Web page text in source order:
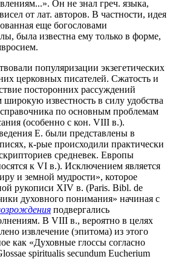
Он не знал греч. языка,
от лат. авторов. В частности, идея
еще богословами
была известна ему только в форме,
популяризации экзегетических
церковных писателей. Сжатость и
посторонних рассуждений
широкую известность в силу удобства
по основным проблемам
(особенно с кон. VIII в.).
Е. были представлены в
к-рые происходили практически
средневек. Европы
к VI в.). Исключением является
и земной мудрости», которое
рукописи XIV в. (Paris. Bibl. de
духовного понимания» начиная с
подвергались
В VIII в., вероятно в целях
извлечение (эпитома) из этого
как «Духовные глоссы согласно
spiritualis secundum Eucherium